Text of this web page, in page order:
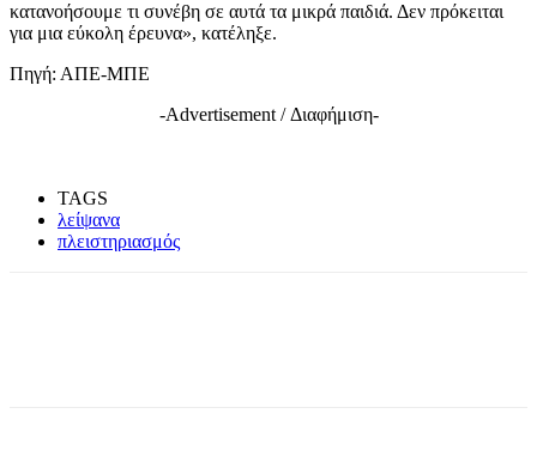
κατανοήσουμε τι συνέβη σε αυτά τα μικρά παιδιά. Δεν πρόκειται
για μια εύκολη έρευνα», κατέληξε.
Πηγή: ΑΠΕ-ΜΠΕ
-Advertisement / Διαφήμιση-
TAGS
λείψανα
πλειστηριασμός